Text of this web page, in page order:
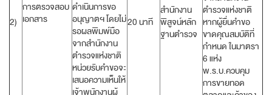
2)
การตรวจสอบ
เอกสาร
ดำเนินการขอ
อนุญาตฯ โดยไม่
รอผลพิมพ์มือ
จากสำนักงาน
ตำรวจแห่งชาติ
หน่วยรับคำขอจะ
เสนอความเห็นให้
20 นาที
สำนักงาน
พิสูจน์หลัก
ฐานตำรวจ
ตำรวจแห่งชาติ
หากผู้ยื่นคำขอ
ขาดคุณสมบัติที่
กำหนด ในมาตรา
6 แห่ง
พ.ร.บ.ควบคุม
การขายทอด